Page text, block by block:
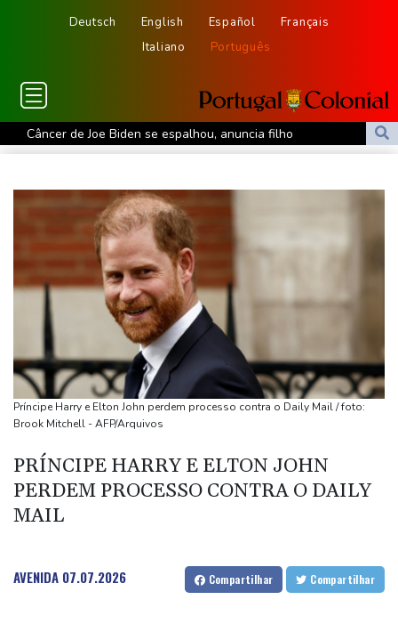
Deutsch English Español
Français
Italiano
Português
Câncer de Joe Biden se espalhou, anuncia filho
MP do Equador acusa sete supostos idealizadores do
Fifa contra-ataca e denuncia 'um esforço orquestrado para minar
seu presidente'
Turistas da Colômbia morrem em acidente de helicóptero no Rio
de Janeiro
Atentados marcam primeiro dia do novo governo na Colômbia
Swiatek vence Kostyuk de virada e avança às quartas de final
WTA 1000 de Toronto
Turistas da Colômbia morrem em acidente de helicóptero no Rio
(imprensa)
Espanha inicia controle na fronteira com Itália após crise
migratória
Após renovar com Real Madrid, Vini joga com braçadeira de
capitão na vitória sobre o Ferencvaros
Príncipe Harry e Elton John perdem processo contra o Daily Mail / foto:
Brook Mitchell - AFP/Arquivos
PRÍNCIPE HARRY E ELTON JOHN
PERDEM PROCESSO CONTRA O DAILY
MAIL
AVENIDA 07.07.2026 Compartilhar Compartilhar